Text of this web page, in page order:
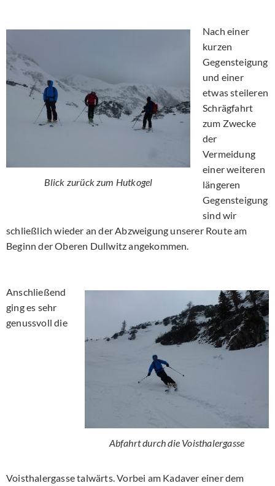
Blick zurück zum Hutkogel
Nach einer
kurzen
Gegensteigung
und einer
etwas steileren
Schrägfahrt
zum Zwecke
der
Vermeidung
einer weiteren
längeren
Gegensteigung
sind wir
schließlich wieder an der Abzweigung unserer Route am
Beginn der Oberen Dullwitz angekommen.
Abfahrt durch die Voisthalergasse
Anschließend
ging es sehr
genussvoll die
Voisthalergasse talwärts. Vorbei am Kadaver einer dem